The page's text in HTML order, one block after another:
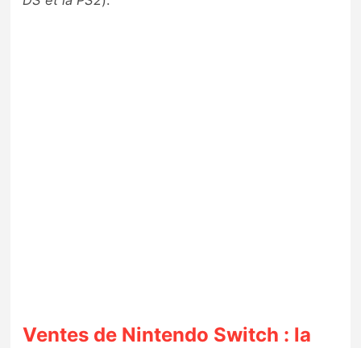
Ventes de Nintendo Switch : la